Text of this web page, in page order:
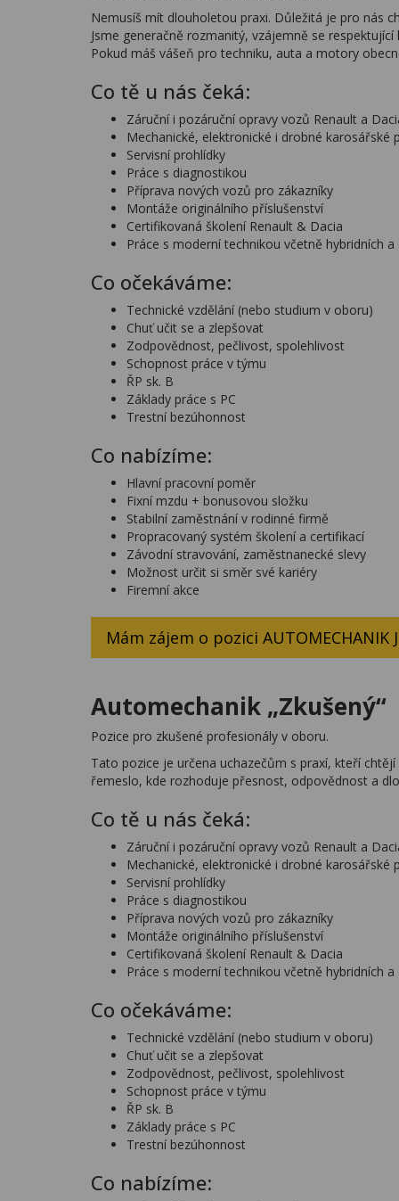
Nemusíš mít dlouholetou praxi. Důležitá je pro nás
Jsme generačně rozmanitý, vzájemně se respektující
Pokud máš vášeň pro techniku, auta a motory
Co tě u nás čeká:
Záruční i pozáruční opravy vozů Renault a
Mechanické, elektronické i drobné karosářské
Servisní prohlídky
Práce s diagnostikou
Příprava nových vozů pro zákazníky
Montáže originálního příslušenství
Certifikovaná školení Renault & Dacia
Práce s moderní technikou včetně hybridních
Co očekáváme:
Technické vzdělání (nebo studium v oboru)
Chuť učit se a zlepšovat
Zodpovědnost, pečlivost, spolehlivost
Schopnost práce v týmu
ŘP sk. B
Základy práce s PC
Trestní bezúhonnost
Co nabízíme:
Hlavní pracovní poměr
Fixní mzdu + bonusovou složku
Stabilní zaměstnání v rodinné firmě
Propracovaný systém školení a certifikací
Závodní stravování, zaměstnanecké slevy
Možnost určit si směr své kariéry
Firemní akce
Mám zájem o pozici AUTOMECHANIK
Automechanik „Zkušený“
Pozice pro zkušené profesionály v oboru.
Tato pozice je určena uchazečům s praxí, kteří
řemeslo, kde rozhoduje přesnost, odpovědnost a
Co tě u nás čeká:
Záruční i pozáruční opravy vozů Renault a
Mechanické, elektronické i drobné karosářské
Servisní prohlídky
Práce s diagnostikou
Příprava nových vozů pro zákazníky
Montáže originálního příslušenství
Certifikovaná školení Renault & Dacia
Práce s moderní technikou včetně hybridních
Co očekáváme:
Technické vzdělání (nebo studium v oboru)
Chuť učit se a zlepšovat
Zodpovědnost, pečlivost, spolehlivost
Schopnost práce v týmu
ŘP sk. B
Základy práce s PC
Trestní bezúhonnost
Co nabízíme: